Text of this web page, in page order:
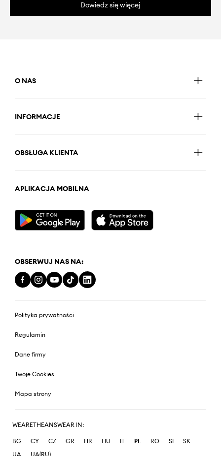
Dowiedz się więcej
O NAS
INFORMACJE
OBSŁUGA KLIENTA
APLIKACJA MOBILNA
OBSERWUJ NAS NA:
Polityka prywatności
Regulamin
Dane firmy
Twoje Cookies
Mapa strony
WEARETHEANSWEAR IN:
BG CY CZ GR HR HU IT PL RO SI
SK
UA
UA(RU)